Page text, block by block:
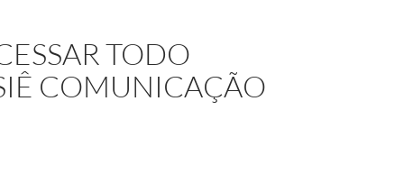
TODO
COMUNICAÇÃO